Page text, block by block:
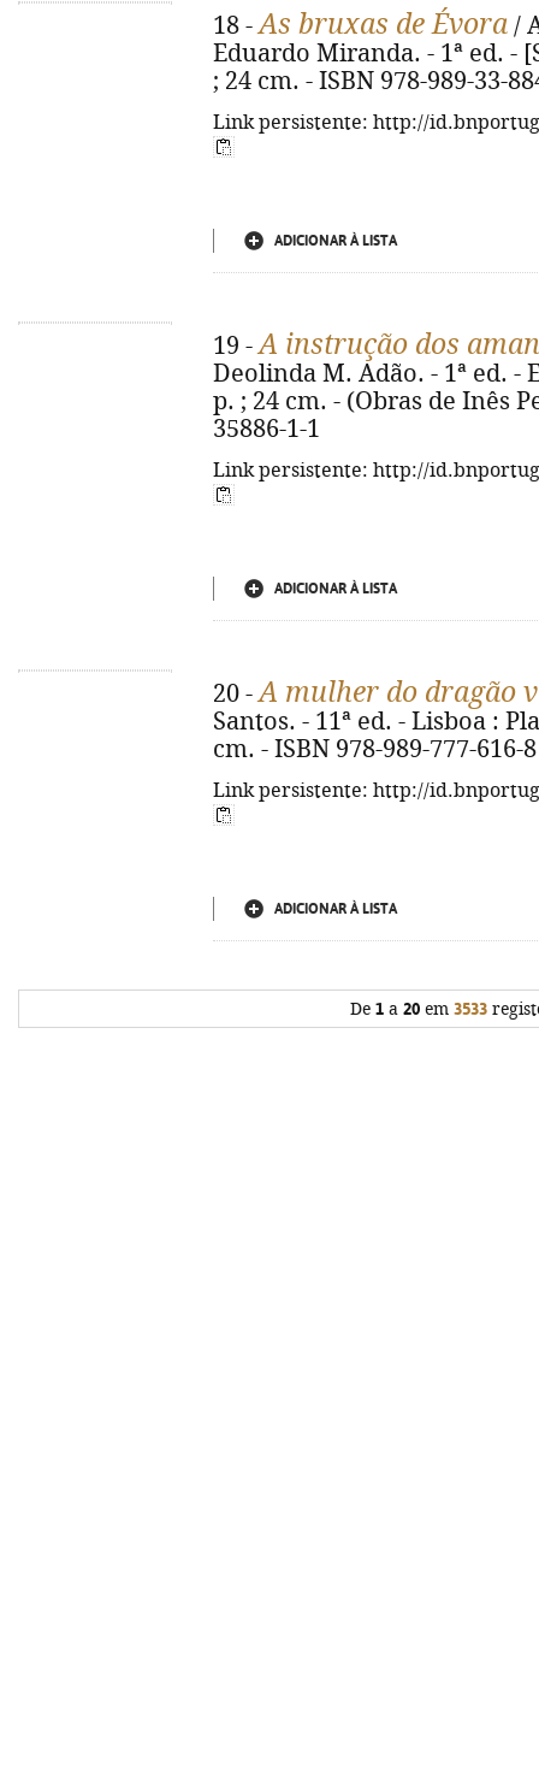
18 -As bruxas de Évora /
Eduardo Miranda. - 1ª ed. -
; 24 cm. - ISBN 978-989-33-
Link persistente: http://
ADICIONAR À LISTA
19 -A instrução dos
Deolinda M. Adão. - 1ª ed. -
p. ; 24 cm. - (Obras de Inês
35886-1-1
Link persistente: http://
ADICIONAR À LISTA
20 -A mulher do dragão
Santos. - 11ª ed. - Lisboa :
cm. - ISBN 978-989-777-616-8
Link persistente: http://
ADICIONAR À LISTA
De 1a 20em 3533